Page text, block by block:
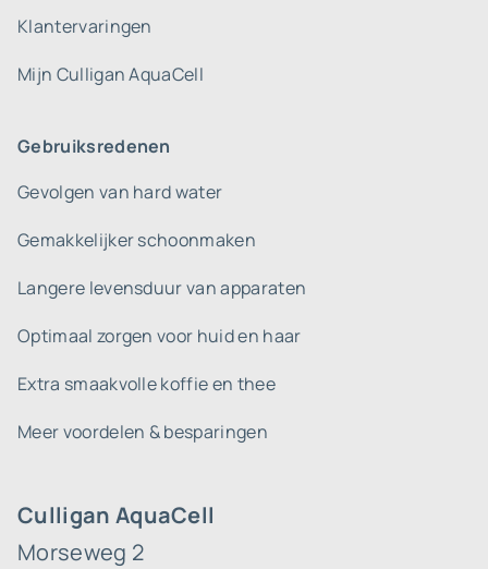
Culligan AquaCell
Morseweg 2
Klantervaringen
Mijn Culligan AquaCell
Gebruiksredenen
Gevolgen van hard water
Gemakkelijker schoonmaken
Langere levensduur van apparaten
Optimaal zorgen voor huid en haar
Extra smaakvolle koffie en thee
Meer voordelen & besparingen